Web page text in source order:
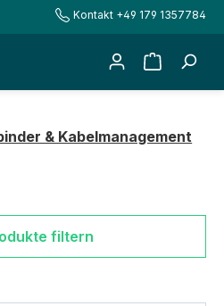
Kontakt +49 179 1357784
& Kabelmanagement
filtern